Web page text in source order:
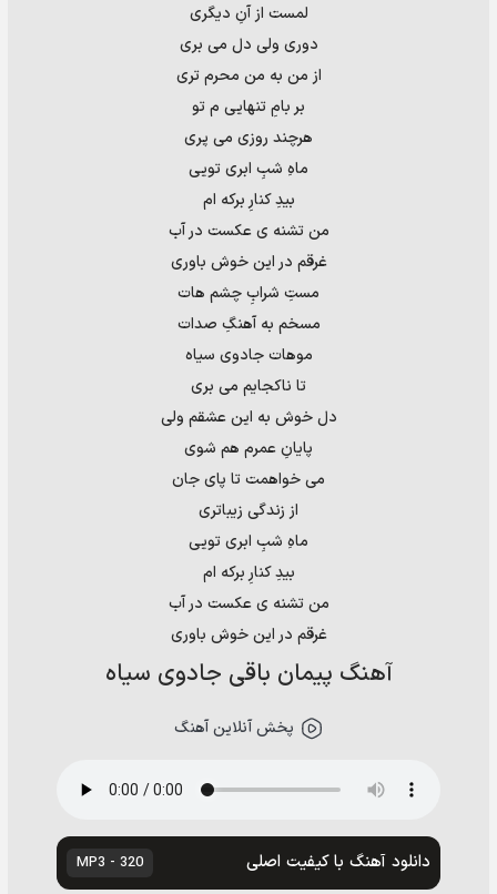
لمست از آنِ دیگری
دوری ولی دل می بری
از من به من محرم تری
بر بامِ تنهایی م تو
هرچند روزی می پری
ماهِ شبِ ابری تویی
بیدِ کنارِ برکه ام
من تشنه ی عکست در آب
غرقم در این خوش باوری
مستِ شرابِ چشم هات
مسخم به آهنگِ صدات
موهات جادوی سیاه
تا ناکجایم می بری
دل خوش به این عشقم ولی
پایانِ عمرم هم شوی
می خواهمت تا پای جان
از زندگی زیباتری
ماهِ شبِ ابری تویی
بیدِ کنارِ برکه ام
من تشنه ی عکست در آب
غرقم در این خوش باوری
آهنگ پیمان باقی جادوی سیاه
پخش آنلاین آهنگ
دانلود آهنگ با کیفیت اصلی 320 - MP3